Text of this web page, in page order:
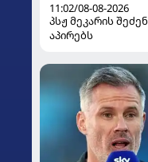
11:02/08-08-2026
პსჟ მეკარის
აპირებს